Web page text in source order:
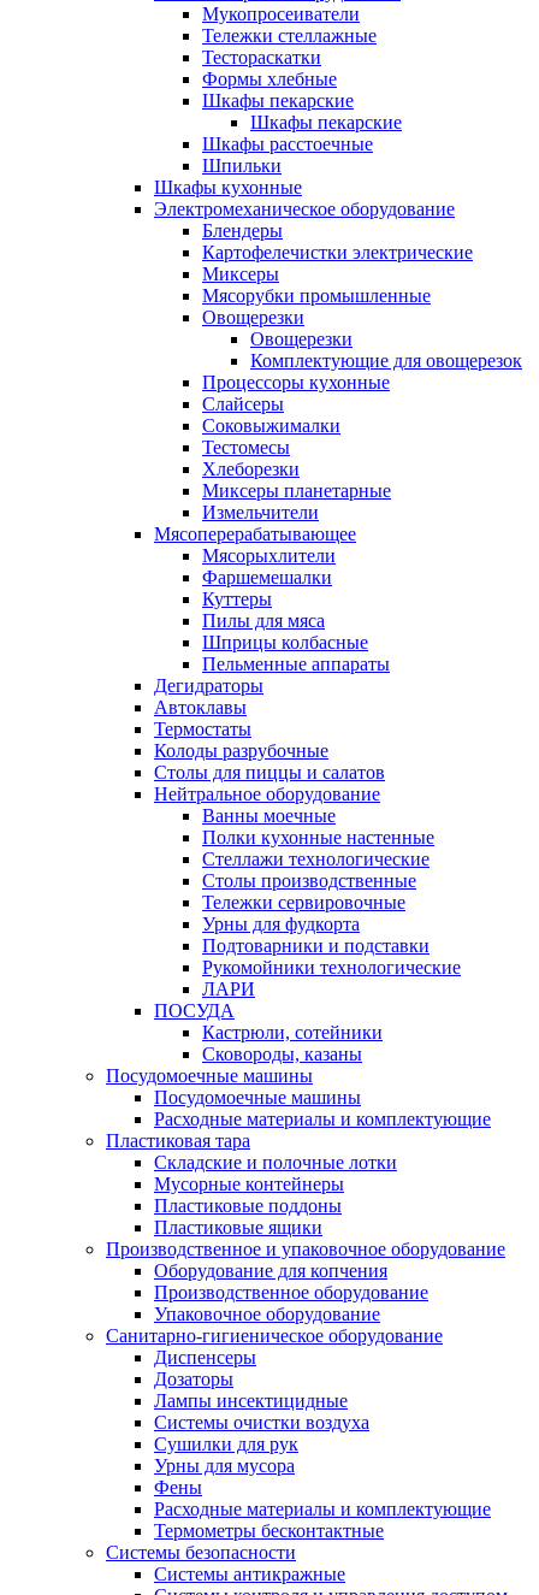
Мукопросеиватели
Тележки стеллажные
Тестораскатки
Формы хлебные
Шкафы пекарские
Шкафы пекарские
Шкафы расстоечные
Шпильки
Шкафы кухонные
Электромеханическое оборудование
Блендеры
Картофелечистки электрические
Миксеры
Мясорубки промышленные
Овощерезки
Овощерезки
Комплектующие для овощерезок
Процессоры кухонные
Слайсеры
Соковыжималки
Тестомесы
Хлеборезки
Миксеры планетарные
Измельчители
Мясоперерабатывающее
Мясорыхлители
Фаршемешалки
Куттеры
Пилы для мяса
Шприцы колбасные
Пельменные аппараты
Дегидраторы
Автоклавы
Термостаты
Колоды разрубочные
Столы для пиццы и салатов
Нейтральное оборудование
Ванны моечные
Полки кухонные настенные
Стеллажи технологические
Столы производственные
Тележки сервировочные
Урны для фудкорта
Подтоварники и подставки
Рукомойники технологические
ЛАРИ
ПОСУДА
Кастрюли, сотейники
Сковороды, казаны
Посудомоечные машины
Посудомоечные машины
Расходные материалы и комплектующие
Пластиковая тара
Складские и полочные лотки
Мусорные контейнеры
Пластиковые поддоны
Пластиковые ящики
Производственное и упаковочное оборудование
Оборудование для копчения
Производственное оборудование
Упаковочное оборудование
Санитарно-гигиеническое оборудование
Диспенсеры
Дозаторы
Лампы инсектицидные
Системы очистки воздуха
Сушилки для рук
Урны для мусора
Фены
Расходные материалы и комплектующие
Термометры бесконтактные
Системы безопасности
Системы антикражные